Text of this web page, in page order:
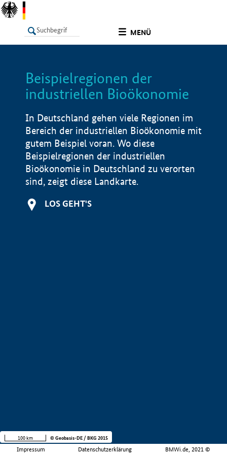
MENÜ
LISTE
Beispielregionen der
industriellen Bioökonomie
In Deutschland gehen viele Regionen im
Bereich der industriellen Bioökonomie mit
gutem Beispiel voran. Wo diese
Beispielregionen der industriellen
Bioökonomie in Deutschland zu verorten
sind, zeigt diese Landkarte.
LOS GEHT'S
Impressum Datenschutzerklärung BMWi.de, 2021 ©
100 km © Geobasis-DE / BKG 2015